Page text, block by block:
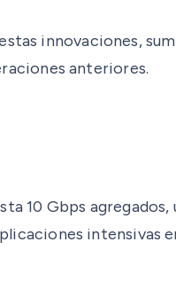
innovaciones,
anteriores.
10 Gbps